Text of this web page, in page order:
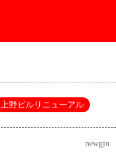
上野ビルリニューアル
newgin